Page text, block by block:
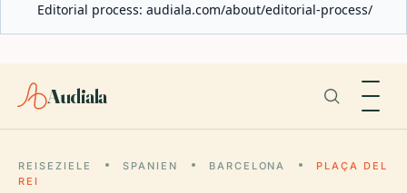
Editorial process: audiala.com/about/editorial-process/
Audiala
REISEZIELE SPANIEN BARCELONA
PLAÇA DEL
REI